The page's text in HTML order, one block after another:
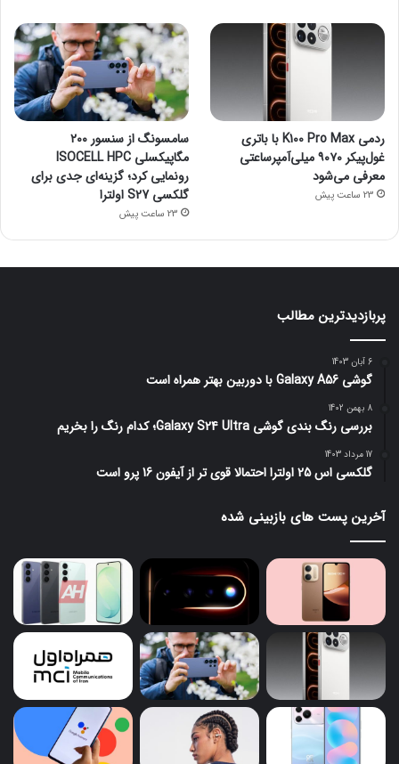
ردمی K100 Pro Max با باتری
غول‌پیکر ۹۰۷۰ میلی‌آمپرساعتی
معرفی می‌شود
23 ساعت پیش
سامسونگ از سنسور ۲۰۰
مگاپیکسلی ISOCELL HPC
رونمایی کرد؛ گزینه‌ای جدی برای
گلکسی S27 اولترا
23 ساعت پیش
پربازدیدترین مطالب
6 آبان 1403
گوشی Galaxy A56 با دوربین بهتر همراه است
8 بهمن 1402
بررسی رنگ بندی گوشی Galaxy S24 Ultra؛ کدام رنگ را بخریم
17 مرداد 1403
گلکسی اس 25 اولترا احتمالا قوی تر از آیفون 16 پرو است
آخرین پست های بازبینی شده